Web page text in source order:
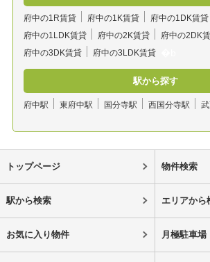
府中の1R賃貸 府中の1K賃貸
府中の1DK賃貸
府中の1LDK賃貸
府中の2K賃貸
府中の2DK
府中の3DK賃貸
府中の3LDK賃貸
駅から探す
府中駅 東府中駅 国分寺駅 西国分寺駅
トップページ 物件検索
駅から検索 エリアから
お気に入り物件 月極駐車場